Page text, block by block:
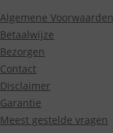
Algemene Voorwaarden
Betaalwijze
Bezorgen
Contact
Disclaimer
Garantie
Meest gestelde vragen